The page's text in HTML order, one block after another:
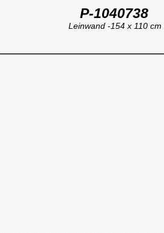
P-1040738
Leinwand -154 x 110 cm